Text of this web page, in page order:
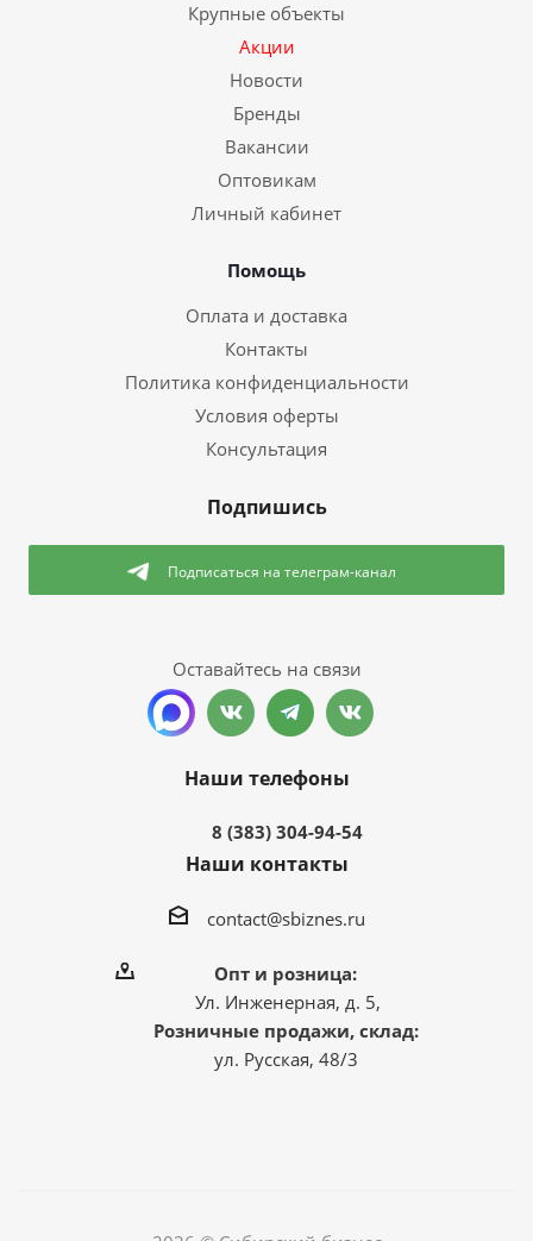
Крупные объекты
Акции
Новости
Бренды
Вакансии
Оптовикам
Личный кабинет
Помощь
Оплата и доставка
Контакты
Политика конфиденциальности
Условия оферты
Консультация
Подпишись
Подписаться на телеграм-канал
Оставайтесь на связи
Наши телефоны
8 (383) 304-94-54
Наши контакты
contact@sbiznes.ru
Опт и розница:
Ул. Инженерная, д. 5,
Розничные продажи, склад:
ул. Русская, 48/3